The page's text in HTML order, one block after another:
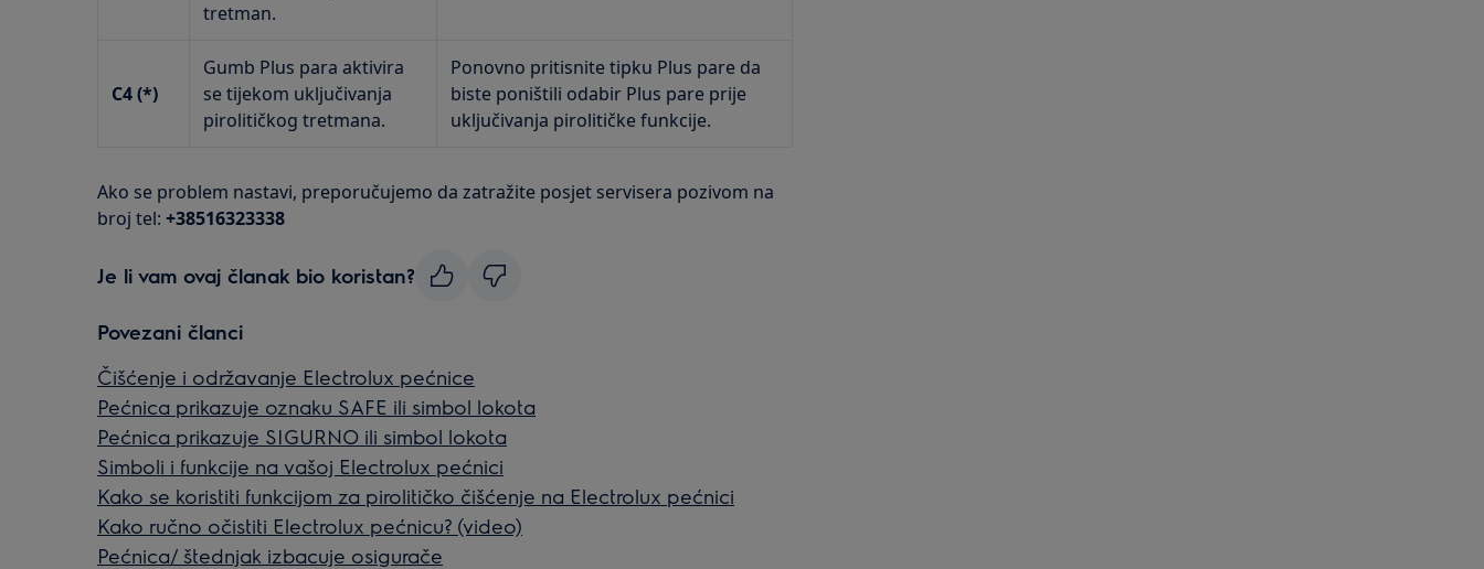
tretman.
C4 (*)
Gumb Plus para aktivira
se tijekom uključivanja
pirolitičkog tretmana.
Ponovno pritisnite tipku Plus pare da
biste poništili odabir Plus pare prije
uključivanja pirolitičke funkcije.
Ako se problem nastavi, preporučujemo da zatražite posjet servisera pozivom na
broj tel: +38516323338
Je li vam ovaj članak bio koristan?
Povezani članci
Čišćenje i održavanje Electrolux pećnice
Pećnica prikazuje oznaku SAFE ili simbol lokota
Pećnica prikazuje SIGURNO ili simbol lokota
Simboli i funkcije na vašoj Electrolux pećnici
Kako se koristiti funkcijom za pirolitičko čišćenje na Electrolux pećnici
Kako ručno očistiti Electrolux pećnicu? (video)
Pećnica/ štednjak izbacuje osigurače